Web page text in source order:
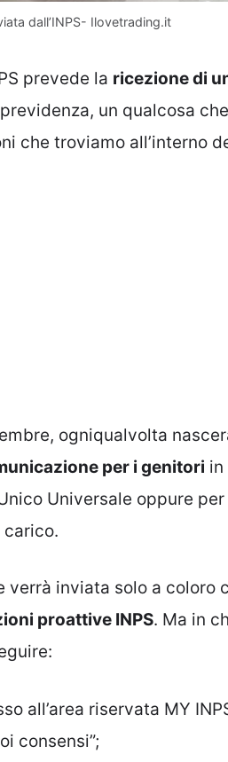
dall’INPS- Ilovetrading.it
prevede la ricezione di
un qualcosa
che troviamo all’interno
ogniqualvolta
per i genitori in
Universale oppure
verrà inviata solo a coloro
proattive INPS. Ma in
all’area riservata MY
consensi”;